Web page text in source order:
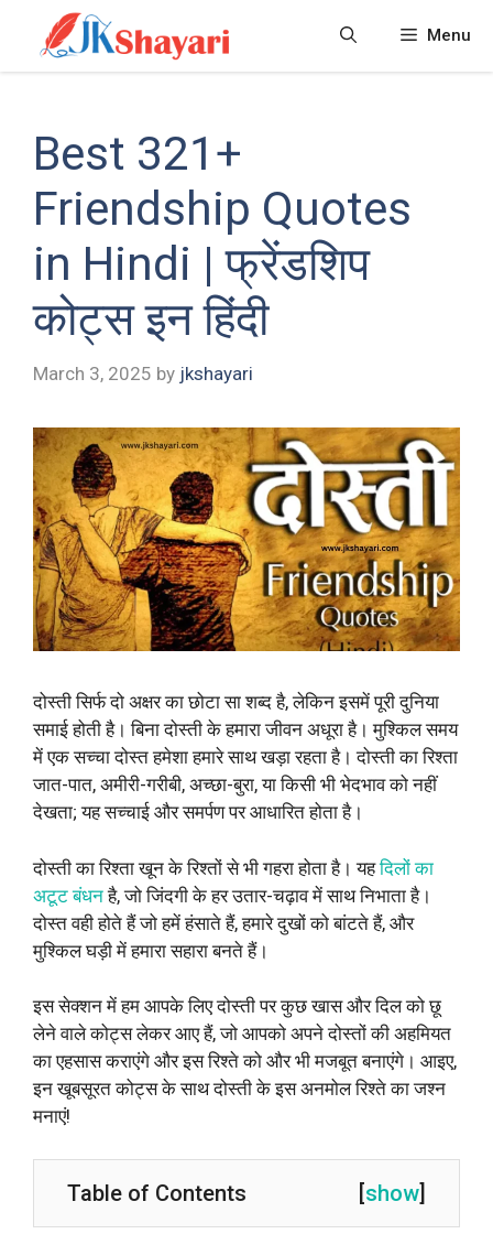
content
Menu
Best 321+
Friendship Quotes
in Hindi | फ्रेंडशिप
कोट्स इन हिंदी
March 3, 2025 by jkshayari
दोस्ती सिर्फ दो अक्षर का छोटा सा शब्द है, लेकिन इसमें पूरी दुनिया
समाई होती है। बिना दोस्ती के हमारा जीवन अधूरा है। मुश्किल समय
में एक सच्चा दोस्त हमेशा हमारे साथ खड़ा रहता है। दोस्ती का रिश्ता
जात-पात, अमीरी-गरीबी, अच्छा-बुरा, या किसी भी भेदभाव को नहीं
देखता; यह सच्चाई और समर्पण पर आधारित होता है।
दोस्ती का रिश्ता खून के रिश्तों से भी गहरा होता है। यहदिलों का
अटूट बंधनहै, जो जिंदगी के हर उतार-चढ़ाव में साथ निभाता है।
दोस्त वही होते हैं जो हमें हंसाते हैं, हमारे दुखों को बांटते हैं, और
मुश्किल घड़ी में हमारा सहारा बनते हैं।
इस सेक्शन में हम आपके लिए दोस्ती पर कुछ खास और दिल को छू
लेने वाले कोट्स लेकर आए हैं, जो आपको अपने दोस्तों की अहमियत
का एहसास कराएंगे और इस रिश्ते को और भी मजबूत बनाएंगे। आइए,
इन खूबसूरत कोट्स के साथ दोस्ती के इस अनमोल रिश्ते का जश्न
मनाएं!
Table of Contents [show]